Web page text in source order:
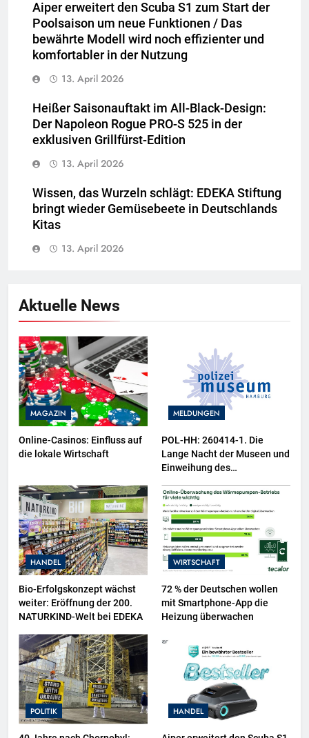
Aiper erweitert den Scuba S1 zum Start der
Poolsaison um neue Funktionen / Das
bewährte Modell wird noch effizienter und
komfortabler in der Nutzung
13. April 2026
Heißer Saisonauftakt im All-Black-Design:
Der Napoleon Rogue PRO-S 525 in der
exklusiven Grillfürst-Edition
13. April 2026
Wissen, das Wurzeln schlägt: EDEKA Stiftung
bringt wieder Gemüsebeete in Deutschlands
Kitas
13. April 2026
Aktuelle News
MAGAZIN
Online-Casinos: Einfluss auf
die lokale Wirtschaft
MELDUNGEN
POL-HH: 260414-1. Die
Lange Nacht der Museen und
Einweihung des
sowie neuer
Ausstellungsbereiche im
Polizeimuseum Hamburg
HANDEL
Bio-Erfolgskonzept wächst
weiter: Eröffnung der 200.
NATURKIND-Welt bei EDEKA
WIRTSCHAFT
72 % der Deutschen wollen
mit Smartphone-App die
Heizung überwachen
POLITIK HANDEL